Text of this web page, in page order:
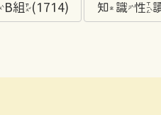
組(1714) 知識性